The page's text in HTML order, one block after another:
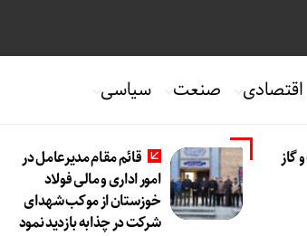
اقتصادی صنعت سیاسی
گاز
قائم مقام مدیرعامل در
امور اداری و مالی فولاد
خوزستان از موکب شهدای
شرکت در چذابه بازدید نمود